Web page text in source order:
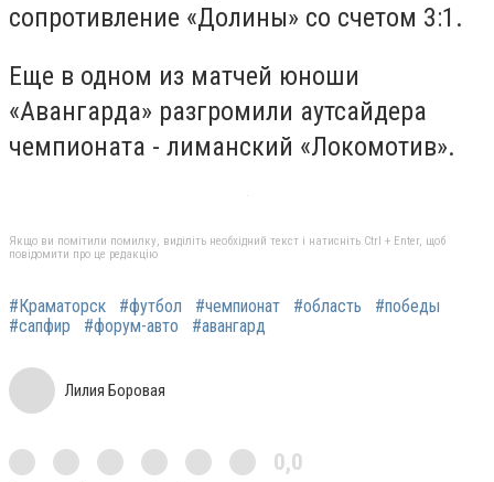
сопротивление «Долины» со счетом 3:1.
Еще в одном из матчей юноши
«Авангарда» разгромили аутсайдера
чемпионата - лиманский «Локомотив».
Якщо ви помітили помилку, виділіть необхідний текст і натисніть Ctrl + Enter, щоб
повідомити про це редакцію
#Краматорск #футбол #чемпионат #область
#победы
#сапфир
#форум-авто #авангард
Лилия Боровая
0,0